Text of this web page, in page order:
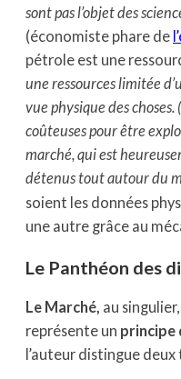
sont pas l’objet des
(économiste phare de
pétrole est une
une ressources limitée
vue physique des
coûteuses pour être
marché, qui est
détenus tout autour du
soient les données
une autre grâce au
Le Panthéon des
Le Marché, au
représente un principe
l’auteur distingue